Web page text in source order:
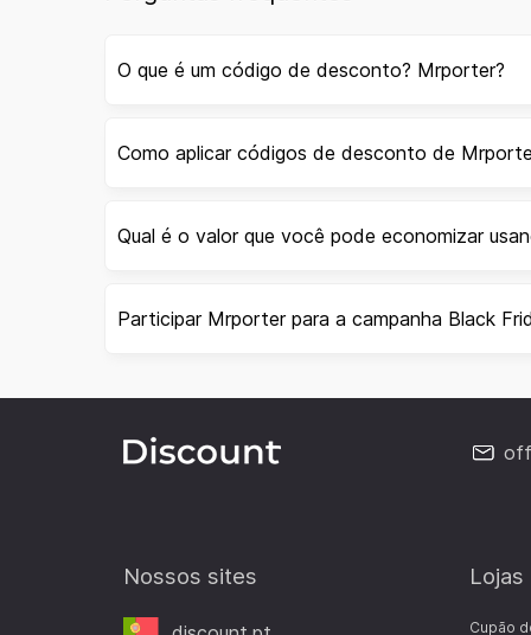
O que é um código de desconto? Mrporter?
Como aplicar códigos de desconto de
Qual é o valor que você pode economizar
Participar Mrporter para a campanha Black
Nossos sites
Cupão